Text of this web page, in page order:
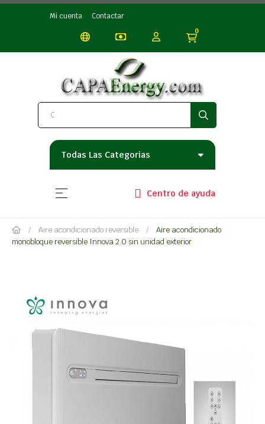
Mi cuenta Contactar
0
Todas Las Categorias
Navegación de palanca
☰ Centro de ayuda
Aire acondicionado reversible
Aire acondicionado
monobloque reversible Innova 2.0 sin unidad exterior